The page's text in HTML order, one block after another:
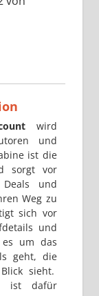
wird
und
ist die
sorgt vor
und
Weg zu
sich vor
und
um das
geht, die
sieht.
ist dafür